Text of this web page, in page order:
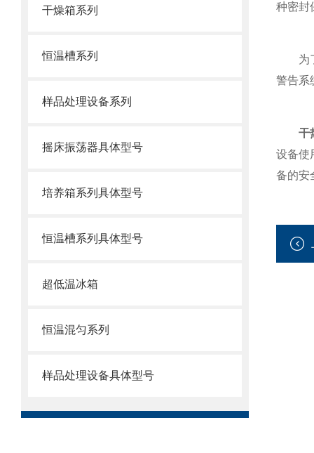
干燥箱系列
恒温槽系列
样品处理设备系列
摇床振荡器具体型号
培养箱系列具体型号
恒温槽系列具体型号
超低温冰箱
恒温混匀系列
样品处理设备具体型号
种密封
为了
警告系
干
设备使
备的安